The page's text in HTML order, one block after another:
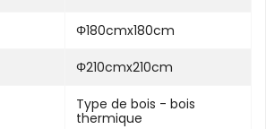
Φ180cmx180cm
Φ210cmx210cm
Type de bois - bois
thermique